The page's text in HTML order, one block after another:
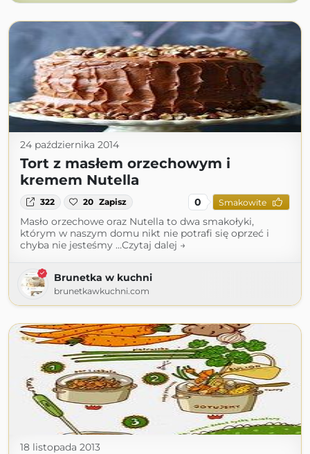
24 października 2014
Tort z masłem orzechowym i
kremem Nutella
322 20 Zapisz 0 Smakowite
Masło orzechowe oraz Nutella to dwa smakołyki,
którym w naszym domu nikt nie potrafi się oprzeć i
chyba nie jesteśmy …Czytaj dalej →
Brunetka w kuchni
brunetkawkuchni.com
18 listopada 2013